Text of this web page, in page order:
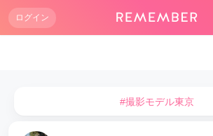
ログイン
#撮影モデル東京